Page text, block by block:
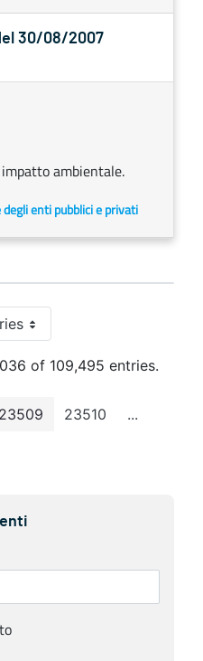
30/08/2007
ambientale.
enti pubblici e privati
Per Page
of 109,495 entries.
Page
23509 Page
23510 ...